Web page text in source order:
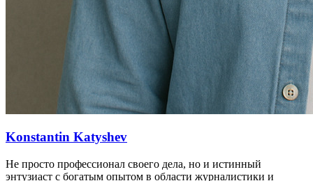
Konstantin Katyshev
Не просто профессионал своего дела, но и истинный
энтузиаст с богатым опытом в области журналистики и